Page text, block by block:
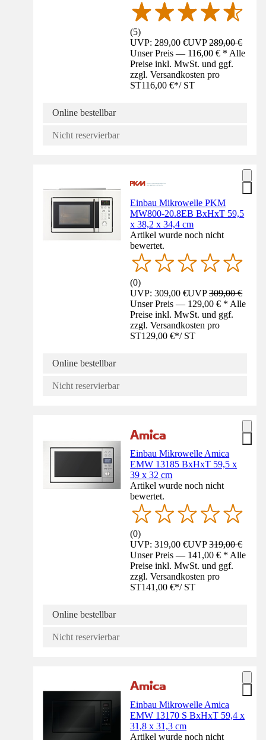
(5)
UVP: 289,00 €UVP289,00 €
Unser Preis — 116,00 € * Alle
Preise inkl. MwSt. und ggf.
zzgl. Versandkosten pro
ST116,00 €*/ ST
Online bestellbar
Nicht reservierbar
Einbau Mikrowelle PKM
MW800-20.8EB BxHxT 59,5
x 38,2 x 34,4 cm
Artikel wurde noch nicht
bewertet.
(0)
UVP: 309,00 €UVP309,00 €
Unser Preis — 129,00 € * Alle
Preise inkl. MwSt. und ggf.
zzgl. Versandkosten pro
ST129,00 €*/ ST
Online bestellbar
Nicht reservierbar
Einbau Mikrowelle Amica
EMW 13185 BxHxT 59,5 x
39 x 32 cm
Artikel wurde noch nicht
bewertet.
(0)
UVP: 319,00 €UVP319,00 €
Unser Preis — 141,00 € * Alle
Preise inkl. MwSt. und ggf.
zzgl. Versandkosten pro
ST141,00 €*/ ST
Online bestellbar
Nicht reservierbar
Einbau Mikrowelle Amica
EMW 13170 S BxHxT 59,4 x
31,8 x 31,3 cm
Artikel wurde noch nicht